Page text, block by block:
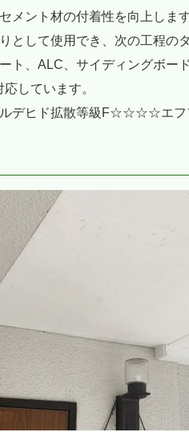
メント材の付着性を向上します
として使用でき、次の工程の
ト、ALC、サイディングボ
しています。
ルデヒド拡散等級F☆☆☆☆エフ